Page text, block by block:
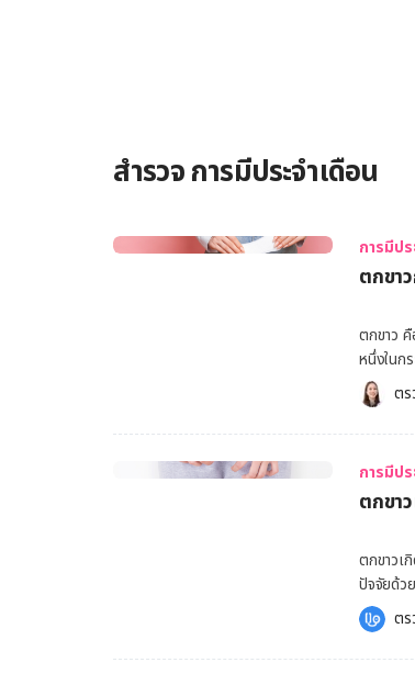
สำรวจ การมีประจำเดือน
การมีป
ตกขา
ตกขาว
หนึ่งในก
ป้องกัน
ในแต่ละ
ทราบคว
ประจำเดือนได้ดีขึ้น [embed-health-tool-
ขับออกม
หรือสีขา
หรือปัญห
ตกขาว
ขาวดิบ
ตร
การมีป
ตกขา
ตกขาวเ
ปัจจัยด้ว
ของร่าง
เชื้อ อีก
กลิ่น แล
ตร